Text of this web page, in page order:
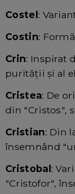
Costel:
Costin:
Crin: Inspirat
purității și al
Cristea: De
din "Cristos",
Cristian: Din
însemnând
Cristobal:
"Cristofor",